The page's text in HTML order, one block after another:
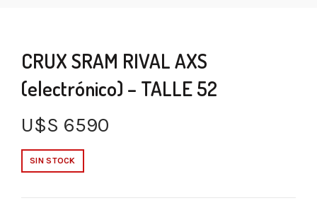
CRUX SRAM RIVAL AXS
(electrónico) – TALLE 52
U$S 6590
SIN STOCK